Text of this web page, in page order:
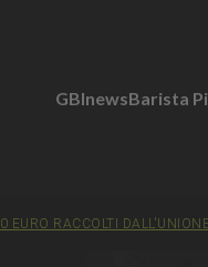
GBInewsBarista
EURO RACCOLTI